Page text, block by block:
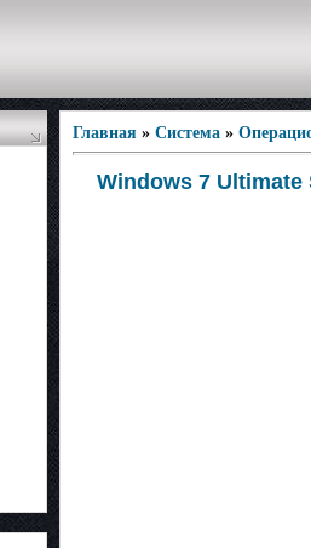
Главная » Система »
Windows 7 Ultimate